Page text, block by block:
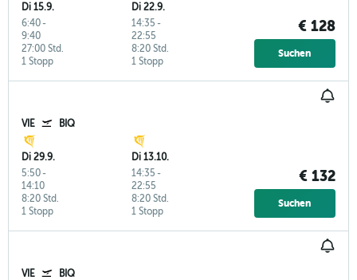
Di 15.9.
6:40-
9:40
1 Stopp
27:00 Std.
Di 22.9.
14:35 -
22:55
1 Stopp
8:20 Std.
€ 128
Suchen
VIE BIQ
Di 29.9.
5:50-
14:10
1 Stopp
8:20 Std.
Di 13.10.
14:35 -
22:55
1 Stopp
8:20 Std.
€ 132
Suchen
VIE BIQ